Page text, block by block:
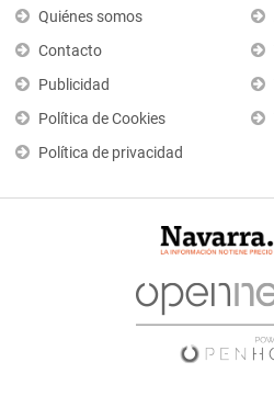
Quiénes somos
Contacto
Publicidad
Política de Cookies
Política de privacidad